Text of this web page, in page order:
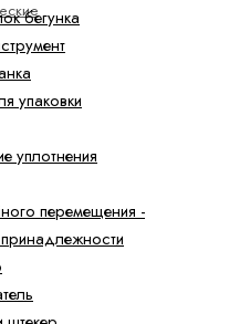
бегунка
упаковки
уплотнения
перемещения -
принадлежности